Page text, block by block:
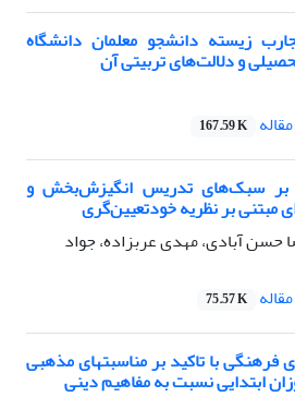
زیسته دانشجو معلمان دانشگاه
و دلالت‌های تربیتی آن
167.59 K
بر سبک‌های تدریس انگیزش‌بخش و
مبتنی بر نظریه خودتعیین‌گری
آبادی، مهدی عربزاده، جواد
75.57 K
فرهنگی با تاکید بر مناسبتهای مذهبی
ابتدایی نسبت به مفاهیم دینی